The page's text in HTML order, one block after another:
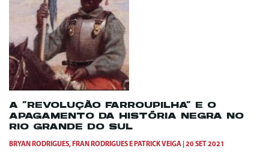
A “REVOLUÇÃO FARROUPILHA” E O
APAGAMENTO DA HISTÓRIA NEGRA NO
RIO GRANDE DO SUL
BRYAN RODRIGUES, FRAN RODRIGUES E PATRICK VEIGA 20 SET 2021